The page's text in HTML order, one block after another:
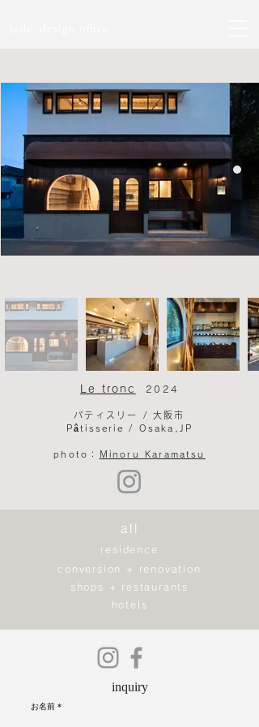
Le tronc 2024
パティスリー /大阪市​
Pâtisserie / Osaka,JP​
photo ​： Minoru Karamatsu
all
residence
conversion + renovation
shops + restaurants
hotels
inquiry
お名前